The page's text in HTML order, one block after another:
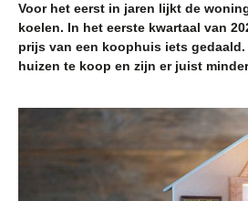
Voor het eerst in jaren lijkt de
koelen. In het eerste kwartaal van
prijs van een koophuis iets
huizen te koop en zijn er juist